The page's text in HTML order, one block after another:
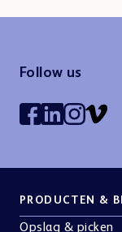
Follow us
PRODUCTEN &
Opslag & picken